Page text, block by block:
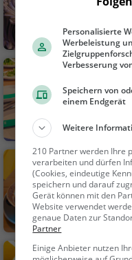
Personalisierte
Werbeleistung
Verbesserung
Speichern von
einem Endgerät
Weitere
210 Partner werden Ihre
verarbeiten und dürfen
(Cookies, eindeutige
speichern und darauf
Gerät können mit den
Website verwendet
genaue Daten zur
Partner
Einige Anbieter nutzen